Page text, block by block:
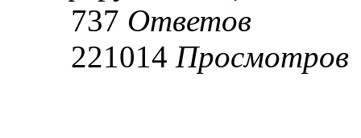
737 Ответов
221014 Просмотров